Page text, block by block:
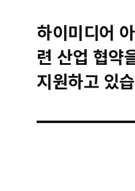
하이미디어
련 산업 협약
지원하고 있